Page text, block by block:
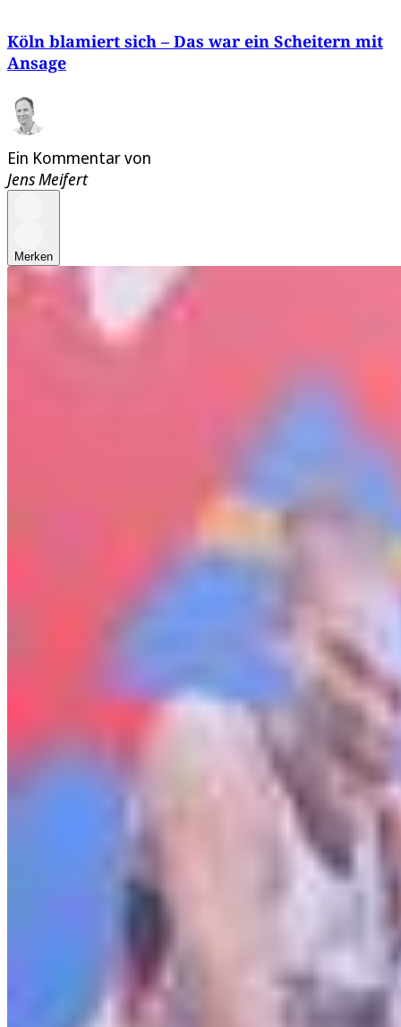
Köln blamiert sich – Das war ein Scheitern mit
Ansage
Ein Kommentar von
Jens Meifert
Merken